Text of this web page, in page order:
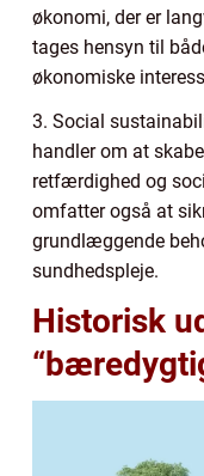
økonomi, der er
tages hensyn til
økonomiske
3. Social
handler om at
retfærdighed og
omfatter også at
grundlæggende
sundhedspleje.
Historisk